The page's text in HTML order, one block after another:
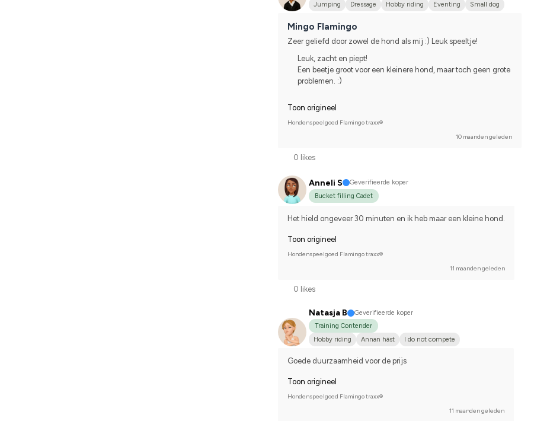
Jumping
Dressage Hobby riding Eventing Small dog
Mingo Flamingo
Zeer geliefd door zowel de hond als mij :) Leuk speeltje!
Leuk, zacht en piept!
Een beetje groot voor een kleinere hond, maar toch geen grote
problemen. :)
Toon origineel
Hondenspeelgoed Flamingo traxx®
10 maanden geleden
0 likes
Anneli S
Geverifieerde koper
Bucket filling Cadet
Het hield ongeveer 30 minuten en ik heb maar een kleine hond.
Toon origineel
Hondenspeelgoed Flamingo traxx®
11 maanden geleden
0 likes
Natasja B
Geverifieerde koper
Training Contender
Hobby riding
Annan häst I do not compete
Goede duurzaamheid voor de prijs
Toon origineel
Hondenspeelgoed Flamingo traxx®
11 maanden geleden